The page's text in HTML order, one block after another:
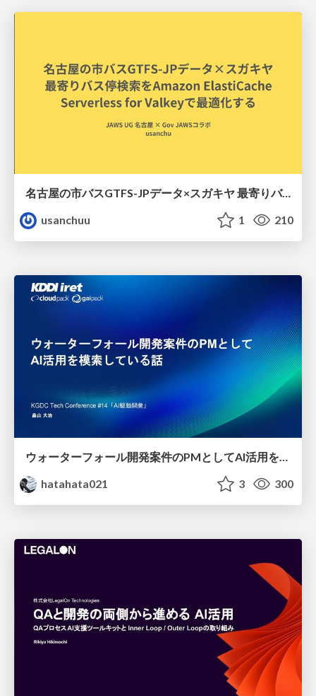
名古屋の市バスGTFS-JPデータ×スガキヤ 最寄りバス停検索をAmazon ElastiCache Serverless for Valkeyで最適化する
usanchuu
1 210
hatahata021
3 300